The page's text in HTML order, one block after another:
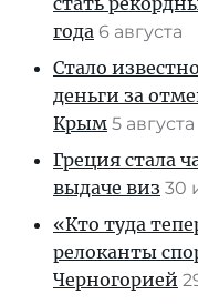
года 6 августа
Стало
деньги за
Крым 5 августа
Греция стала
выдаче виз 30
«Кто туда
релоканты
Черногорией